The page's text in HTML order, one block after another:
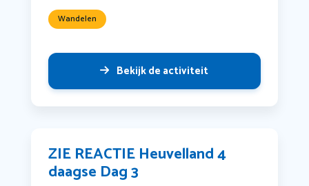
Wandelen
Bekijk de activiteit
ZIE REACTIE Heuvelland 4
daagse Dag 3